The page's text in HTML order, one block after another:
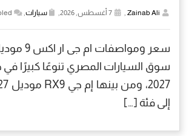
Zainab Ali سيارات
سوق السيارات المصري تنوعًا كبيرًا
إلى فئة […]